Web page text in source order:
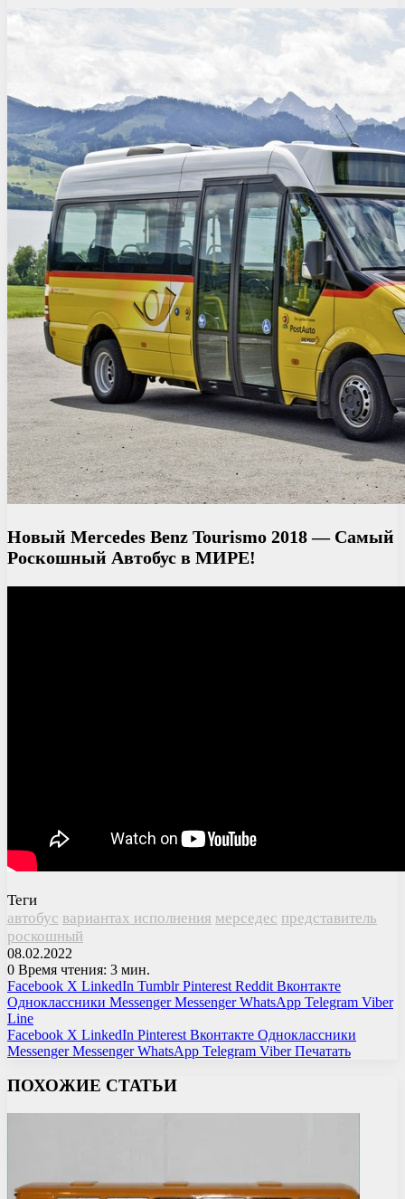
Новый Mercedes Benz Tourismo 2018 — Самый
Роскошный Автобус в МИРЕ!
Теги
автобус вариантах исполнения мерседес представитель
роскошный
08.02.2022
0 Время чтения: 3 мин.
Facebook X LinkedIn Tumblr Pinterest Reddit Вконтакте
Одноклассники Messenger Messenger WhatsApp Telegram Viber
Line
Facebook X LinkedIn Pinterest Вконтакте Одноклассники
Messenger Messenger WhatsApp Telegram Viber Печатать
ПОХОЖИЕ СТАТЬИ